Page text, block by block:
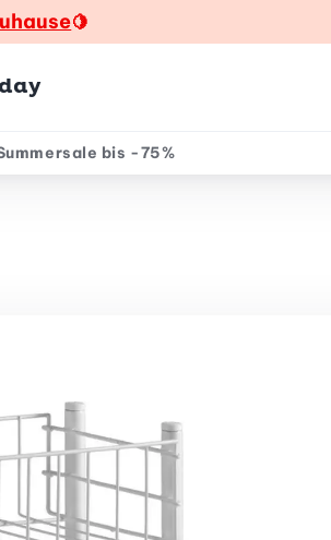
🍋
bis -75%